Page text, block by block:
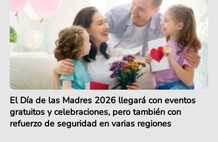
El Día de las Madres 2026 llegará con eventos
gratuitos y celebraciones, pero también con
refuerzo de seguridad en varias regiones